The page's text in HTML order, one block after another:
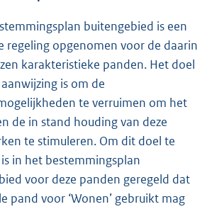
buitengebied is een
regeling opgenomen voor de daarin
karakteristieke panden. Het doel
is om de
te verruimen om het
de in stand houding van deze
te stimuleren. Om dit doel te
in het bestemmingsplan
voor deze panden geregeld dat
pand voor ‘Wonen’ gebruikt mag